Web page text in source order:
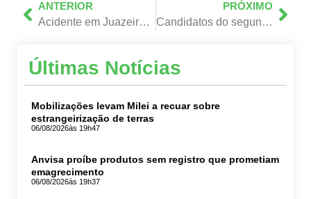
ANTERIOR
Acidente em Juazeiro deixam quatro pessoas mortas
PRÓXIMO
Candidatos do segundo turno podem retomar atividades de propaganda eleitoral
Últimas Notícias
Mobilizações levam Milei a recuar sobre
estrangeirização de terras
06/08/2026às 19h47
Anvisa proíbe produtos sem registro que prometiam
emagrecimento
06/08/2026às 19h37